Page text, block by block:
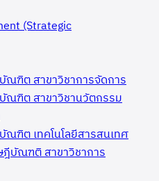
(Strategic
ฑิต สาขาวิชาการจัดการ
ฑิต สาขาวิชานวัตกรรม
ฑิต เทคโนโลยีสารสนเทศ
บัณฑติ สาขาวิชาการ